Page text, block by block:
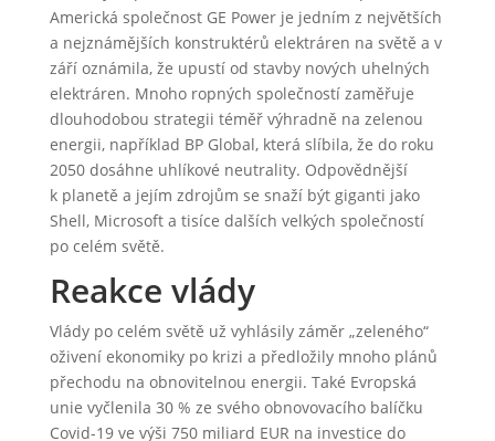
Americká společnost GE Power je jedním z největších
a nejznámějších konstruktérů elektráren na světě a v
září oznámila, že upustí od stavby nových uhelných
elektráren. Mnoho ropných společností zaměřuje
dlouhodobou strategii téměř výhradně na zelenou
energii, například BP Global, která slíbila, že do roku
2050 dosáhne uhlíkové neutrality. Odpovědnější
k planetě a jejím zdrojům se snaží být giganti jako
Shell, Microsoft a tisíce dalších velkých společností
po celém světě.
Reakce vlády
Vlády po celém světě už vyhlásily záměr „zeleného“
oživení ekonomiky po krizi a předložily mnoho plánů
přechodu na obnovitelnou energii. Také Evropská
unie vyčlenila 30 % ze svého obnovovacího balíčku
Covid-19 ve výši 750 miliard EUR na investice do